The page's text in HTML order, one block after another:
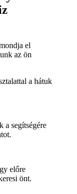
el
az ön
a hátuk
a segítségére
előre
önt.